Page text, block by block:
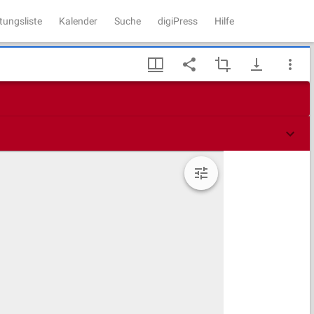
Kalender Suche digiPress Hilfe